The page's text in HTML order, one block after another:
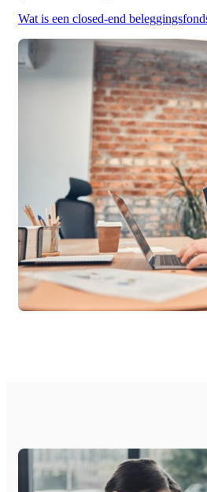
Wat is een closed-end